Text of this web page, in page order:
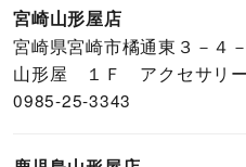
宮崎山形屋店
宮崎県宮崎市橘通東３－４
山形屋 １Ｆ アクセサリ
0985-25-3343